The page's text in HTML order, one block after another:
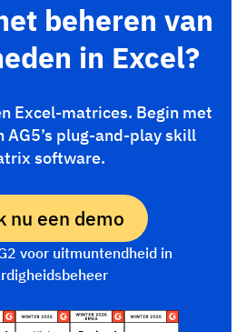
beheren van
in Excel?
Excel-matrices. Begin met
AG5’s plug-and-play skill
software.
nu een demo
voor uitmuntendheid in